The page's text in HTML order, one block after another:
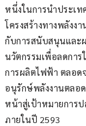
หนึ่งในการนำประเ
โครงสร้างทางพลังง
กับการสนับสนุนและ
นวัตกรรมเพื่อลดกา
การผลิตไฟฟ้า ตลอด
อนุรักษ์พลังงานตลอ
หน้าสู่เป้าหมายการ
ภายในปี 2593